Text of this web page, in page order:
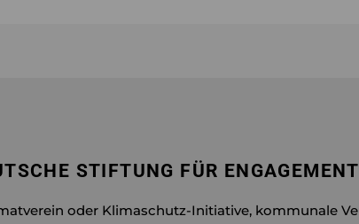
STIFTUNG FÜR
oder Klimaschutz-Initiative, kommunale